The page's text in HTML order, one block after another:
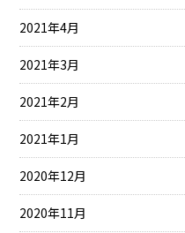
2021年4月
2021年3月
2021年2月
2021年1月
2020年12月
2020年11月